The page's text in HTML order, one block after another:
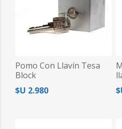
Pomo Con Llavín Tesa
Block
$U 2.980